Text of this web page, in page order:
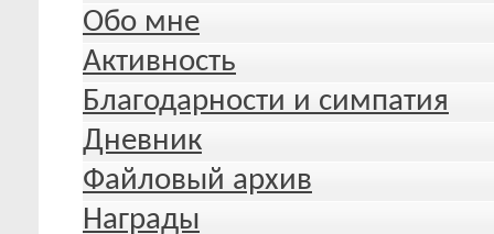
Обо мне
Активность
Благодарности и симпатия
Дневник
Файловый архив
Награды